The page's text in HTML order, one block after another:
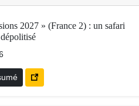
2027 » (France 2) : un safari